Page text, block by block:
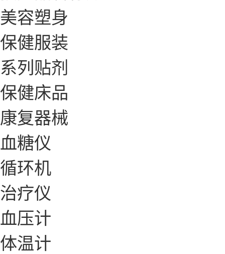
美容塑身
保健服装
系列贴剂
保健床品
康复器械
血糖仪
循环机
治疗仪
血压计
体温计